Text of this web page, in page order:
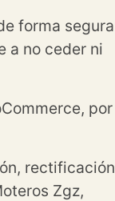
forma segura
a no ceder ni
por
rectificación
Zgz,